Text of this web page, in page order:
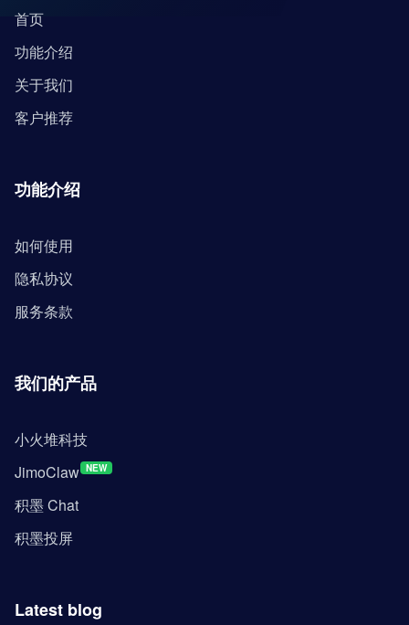
首页
功能介绍
关于我们
客户推荐
功能介绍
如何使用
隐私协议
服务条款
我们的产品
小火堆科技
JimoClaw NEW
积墨 Chat
积墨投屏
Latest blog